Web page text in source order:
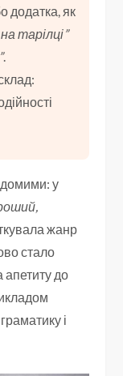
додатка, як
тарілці”
.
у
жанр
стало
апетиту до
і